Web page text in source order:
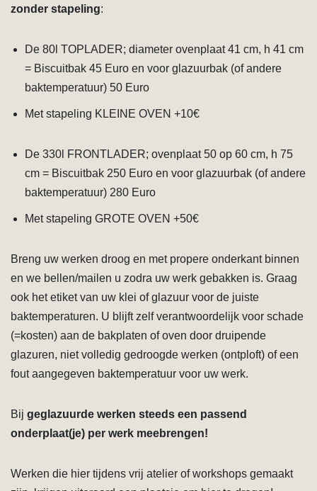
zonder stapeling:
De 80l TOPLADER; diameter ovenplaat 41 cm, h 41 cm
= Biscuitbak 45 Euro en voor glazuurbak (of andere
baktemperatuur) 50 Euro
Met stapeling KLEINE OVEN +10€
De 330l FRONTLADER; ovenplaat 50 op 60 cm, h 75
cm = Biscuitbak 250 Euro en voor glazuurbak (of andere
baktemperatuur) 280 Euro
Met stapeling GROTE OVEN +50€
Breng uw werken droog en met propere onderkant binnen
en we bellen/mailen u zodra uw werk gebakken is. Graag
ook het etiket van uw klei of glazuur voor de juiste
baktemperaturen. U blijft zelf verantwoordelijk voor schade
(=kosten) aan de bakplaten of oven door druipende
glazuren, niet volledig gedroogde werken (ontploft) of een
fout aangegeven baktemperatuur voor uw werk.
Bij geglazuurde werken steeds een passend
onderplaat(je) per werk meebrengen!
Werken die hier tijdens vrij atelier of workshops gemaakt